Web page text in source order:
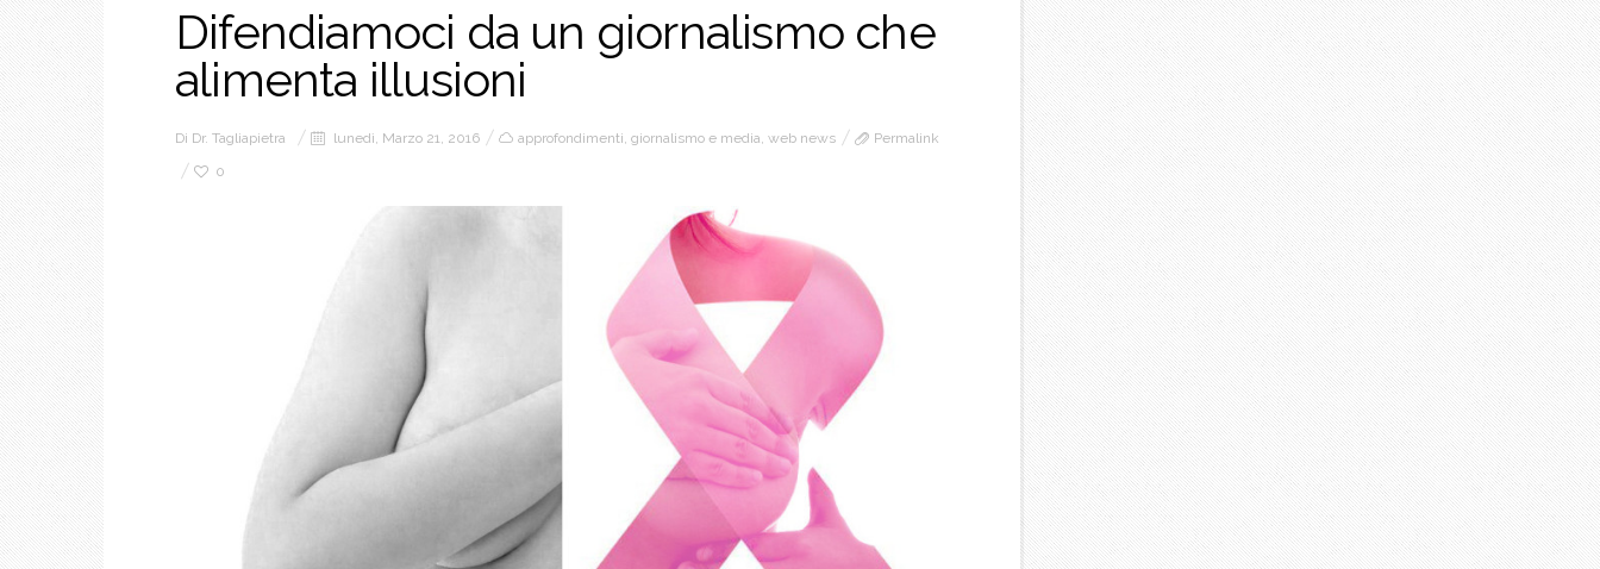
Difendiamoci da un giornalismo che
alimenta illusioni
Di Dr. Tagliapietra lunedì, Marzo 21, 2016 approfondimenti, giornalismo e media, web news
Permalink
0